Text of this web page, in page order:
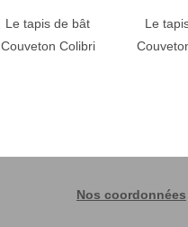
Le tapis de bât
Couveton Colibri
Le
Nos coordonnées